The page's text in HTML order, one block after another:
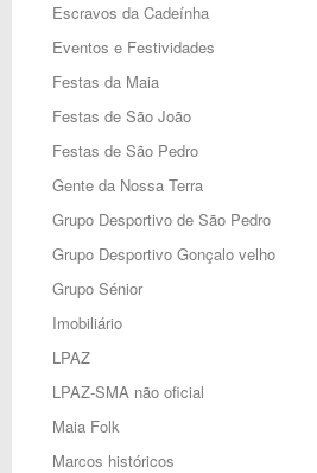
Escravos da Cadeínha
Eventos e Festividades
Festas da Maia
Festas de São João
Festas de São Pedro
Gente da Nossa Terra
Grupo Desportivo de São Pedro
Grupo Desportivo Gonçalo velho
Grupo Sénior
Imobiliário
LPAZ
LPAZ-SMA não oficial
Maia Folk
Marcos históricos